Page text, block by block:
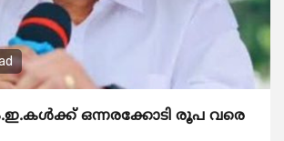
ഒന്നരക്കോടി രൂപ വരെ